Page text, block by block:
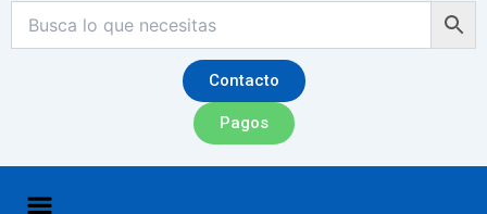
Contacto
Pagos
Menú